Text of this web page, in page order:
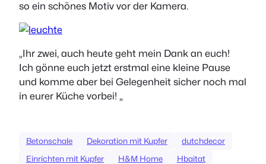
so ein schönes Motiv vor der Kamera.
„Ihr zwei, auch heute geht mein Dank an euch!
Ich gönne euch jetzt erstmal eine kleine Pause
und komme aber bei Gelegenheit sicher noch mal
in eurer Küche vorbei! „
Betonschale Dekoration mit Kupfer
dutchdecor
Einrichten mit Kupfer
H&M Home
Hbaitat